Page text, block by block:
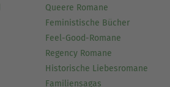
Queere Romane
Feministische Bücher
Feel-Good-Romane
Regency Romane
Historische Liebesromane
Familiensagas